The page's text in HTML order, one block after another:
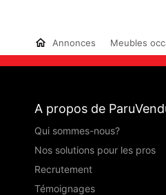
Annonces Meubles
A propos de
Qui sommes-nous?
Nos solutions pour les pros
Recrutement
Témoignages